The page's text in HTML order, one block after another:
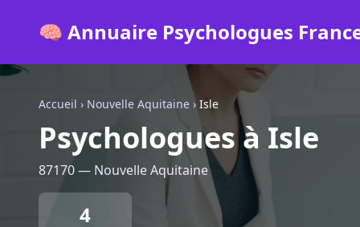
🧠 Annuaire Psychologues
Accueil › Nouvelle Aquitaine ›Isle
Psychologues à Isle
87170 — Nouvelle Aquitaine
4